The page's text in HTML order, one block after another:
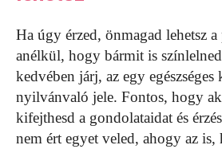
Ha úgy érzed, önmagad lehetsz
anélkül, hogy bármit is
kedvében járj, az egy egészséges
nyilvánvaló jele. Fontos, hogy
kifejthesd a gondolataidat és
nem ért egyet veled, ahogy az is,